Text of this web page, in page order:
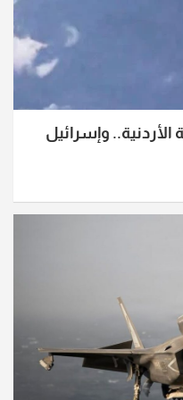
وإسرائيل